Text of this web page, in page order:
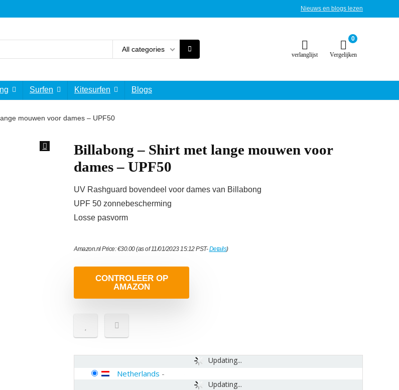
Nieuws en blogs lezen
All categories
verlanglijst
0
Vergelijken
Surfen Kitesurfen Blogs
mouwen voor dames – UPF50
Billabong – Shirt met lange mouwen voor
dames – UPF50
UV Rashguard bovendeel voor dames van Billabong
UPF 50 zonnebescherming
Losse pasvorm
Amazon.nl Price:€30.00(as of 11/01/2023 15:12 PST-Details)
CONTROLEER OP
AMAZON
Updating...
Updating...
Netherlands -